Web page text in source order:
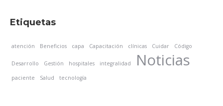
Etiquetas
atención Beneficios capa Capacitación clínicas Cuidar Código
Desarrollo Gestión hospitales integralidad Noticias
paciente Salud tecnología